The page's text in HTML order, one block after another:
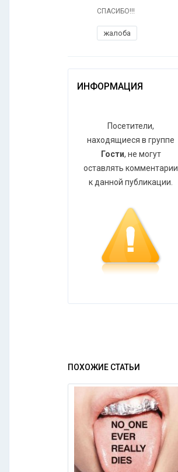
СПАСИБО!!!
жалоба
ИНФОРМАЦИЯ
Посетители,
находящиеся в группе
Гости, не могут
оставлять комментарии
к данной публикации.
ПОХОЖИЕ СТАТЬИ